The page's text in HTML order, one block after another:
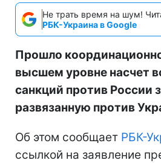
Не трать время на шум!
РБК-Украина в Google
Прошло
высшем уровне насчет
санкций против России
развязанную против
Об этом сообщает РБК-
ссылкой на заявление